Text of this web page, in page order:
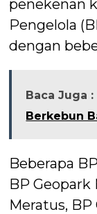
penekenan
Pengelola
dengan
Baca Juga :
Berkebun
Beberapa
BP Geopark
Meratus,